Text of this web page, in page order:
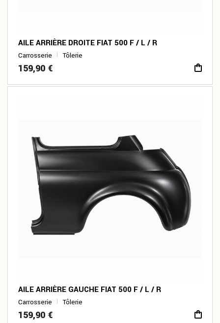
AILE ARRIÈRE DROITE FIAT 500 F / L / R
Carrosserie Tôlerie
159,90 €
AILE ARRIÈRE GAUCHE FIAT 500 F / L / R
Carrosserie Tôlerie
159,90 €